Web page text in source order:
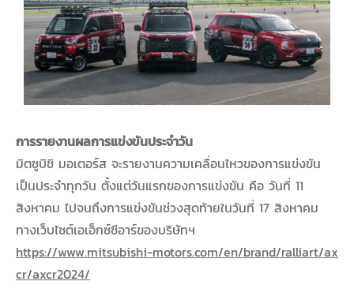
การรายงานผลการแข่งขันประจำวัน
มิตซูบิชิ มอเตอร์ส จะรายงานความเคลื่อนไหวของการแข่งขัน
เป็นประจำทุกวัน ตั้งแต่วันแรกของการแข่งขัน คือ วันที่ 11
สิงหาคม ไปจนถึงการแข่งขันช่วงสุดท้ายในวันที่ 17 สิงหาคม
ทางเว็บไซต์เอเอ็กซ์ซีอาร์ของบริษัทฯ
https://www.mitsubishi-motors.com/en/brand/ralliart/ax
cr/axcr2024/